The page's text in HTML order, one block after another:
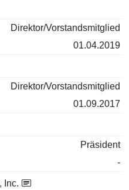
Direktor/Vorstandsmitglied
01.04.2019
Direktor/Vorstandsmitglied
01.09.2017
Präsident
-
Inc.